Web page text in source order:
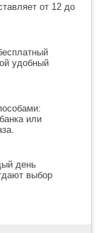
от 12 до
удобный
или
день
выбор